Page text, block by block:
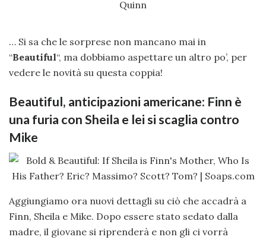
… Si sa che le sorprese non mancano mai in
“Beautiful“, ma dobbiamo aspettare un altro po’, per
vedere le novità su questa coppia!
Beautiful, anticipazioni americane: Finn è
una furia con Sheila e lei si scaglia contro
Mike
Aggiungiamo ora nuovi dettagli su ciò che accadrà a
Finn, Sheila e Mike. Dopo essere stato sedato dalla
madre, il giovane si riprenderà e non gli ci vorrà